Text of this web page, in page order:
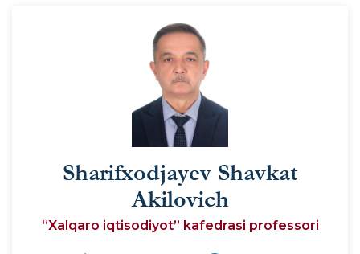
Sharifxodjayev Shavkat
Akilovich
“Xalqaro iqtisodiyot” kafedrasi professori